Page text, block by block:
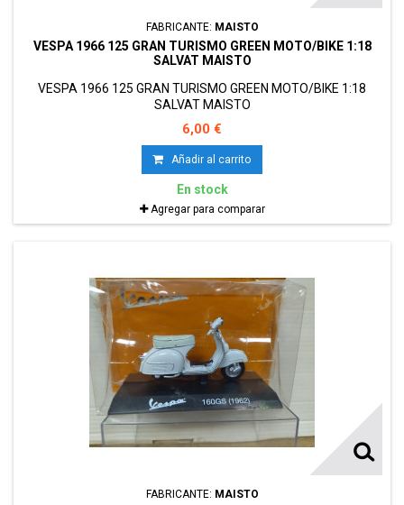
FABRICANTE: MAISTO
VESPA 1966 125 GRAN TURISMO GREEN MOTO/BIKE 1:18
SALVAT MAISTO
VESPA 1966 125 GRAN TURISMO GREEN MOTO/BIKE 1:18
SALVAT MAISTO
6,00 €
Añadir al carrito
En stock
Agregar para comparar
FABRICANTE: MAISTO